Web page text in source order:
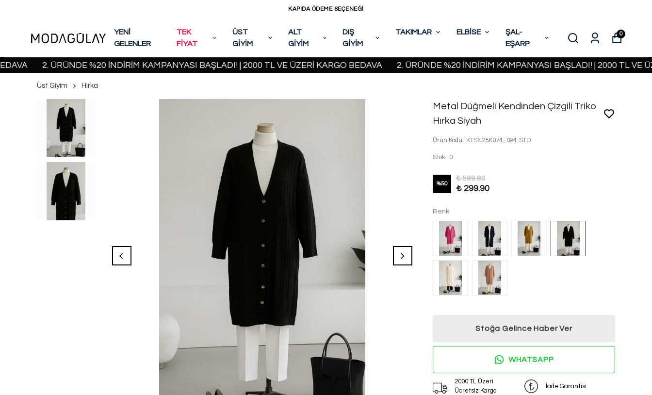
KAPIDA ÖDEME SEÇENEĞİ
YENİ
GELENLER
TEK
FİYAT
ÜST
GİYİM
ALT
GİYİM
DIŞ
GİYİM
TAKIMLAR ELBİSE
ŞAL-
EŞARP
0
2. ÜRÜNDE %20 İNDİRİM KAMPANYASI BAŞLADI! | 2000 TL VE ÜZERİ KARGO BEDAVA 2. ÜRÜNDE %20 İNDİRİM KAMPANYASI BAŞLADI! | 2000 TL VE ÜZERİ
Üst Giyim Hırka
Metal Düğmeli Kendinden Çizgili Triko
Hırka Siyah
Ürün Kodu: KTSN25K074_094-STD
Stok: 0
%50
₺ 599.80
₺ 299.90
Renk
Stoğa Gelince Haber Ver
WHATSAPP
2000 TL Üzeri
Ücretsiz Kargo
İade Garantisi